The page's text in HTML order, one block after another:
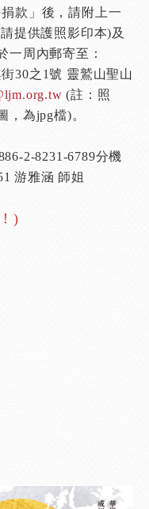
款」後，請附上一
提供護照影印本)及
一周內郵寄至：
30之1號 靈鷲山聖山
(註：照
，為jpg檔)。
2-8231-6789分機
游雅涵 師姐
)